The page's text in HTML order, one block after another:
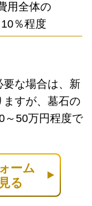
用全体の
10％程度
な場合は、新
ますが、墓石の
～50万円程度で
ーム
る